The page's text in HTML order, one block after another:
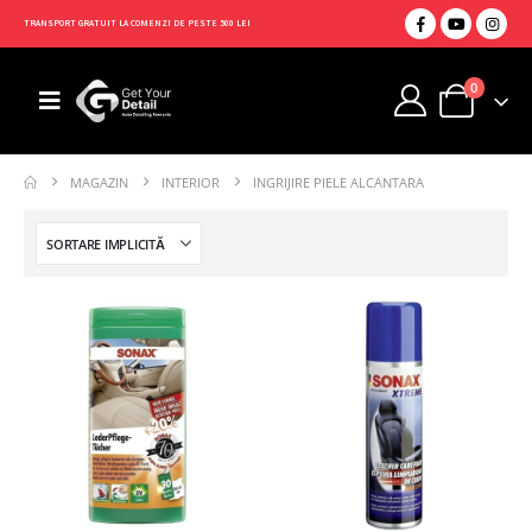
TRANSPORT GRATUIT LA COMENZI DE PESTE 500 LEI
0
MAGAZIN INTERIOR INGRIJIRE PIELE ALCANTARA